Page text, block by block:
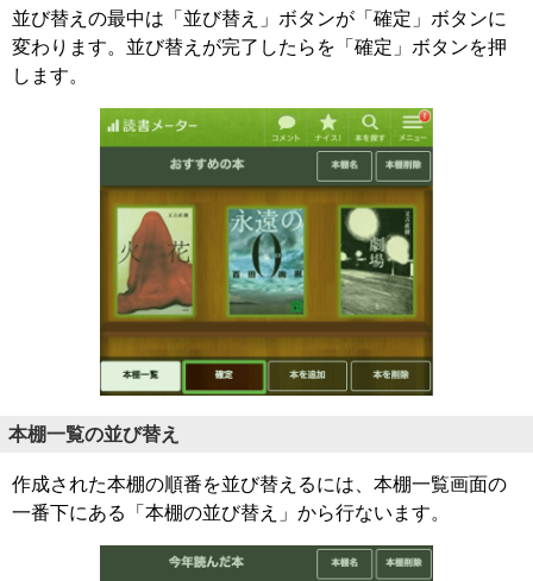
並び替えの最中は「並び替え」ボタンが「確定」ボタンに
変わります。並び替えが完了したらを「確定」ボタンを押
します。
本棚一覧の並び替え
作成された本棚の順番を並び替えるには、本棚一覧画面の
一番下にある「本棚の並び替え」から行ないます。